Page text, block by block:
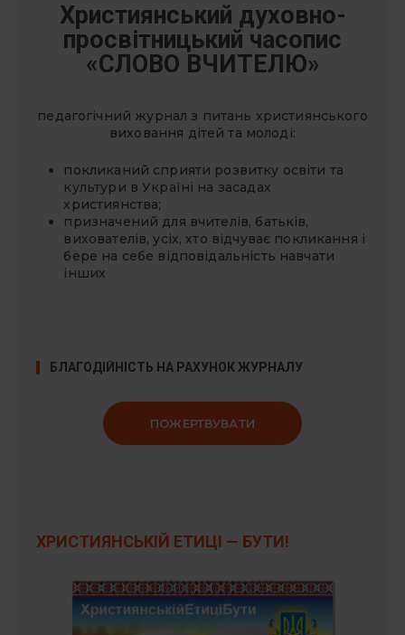
Християнський духовно-
просвітницький часопис
«СЛОВО ВЧИТЕЛЮ»
педагогічний журнал з питань християнського
виховання дітей та молоді:
покликаний сприяти розвитку освіти та
культури в Україні на засадах
християнства;
призначений для вчителів, батьків,
вихователів, усіх, хто відчуває покликання і
бере на себе відповідальність навчати
інших
БЛАГОДІЙНІСТЬ НА РАХУНОК ЖУРНАЛУ
ПОЖЕРТВУВАТИ
ХРИСТИЯНСЬКІЙ ЕТИЦІ — БУТИ!